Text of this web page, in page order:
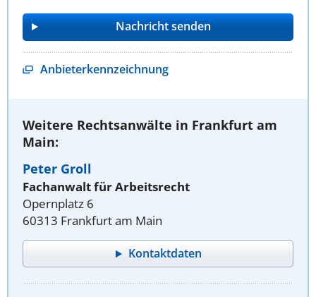
Anbieterkennzeichnung
Weitere Rechtsanwälte in Frankfurt am
Main:
Peter Groll
Fachanwalt für Arbeitsrecht
Opernplatz 6
60313 Frankfurt am Main
Kontaktdaten